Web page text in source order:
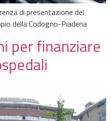
di presentazione del
della Codogno-Piadena
per finanziare